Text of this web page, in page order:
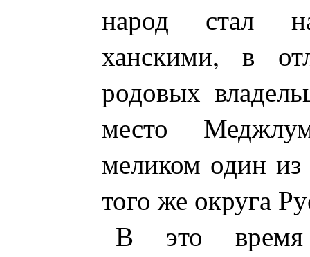
народ стал
ханскими, в
родовых
место
меликом один
того же округа
В это время